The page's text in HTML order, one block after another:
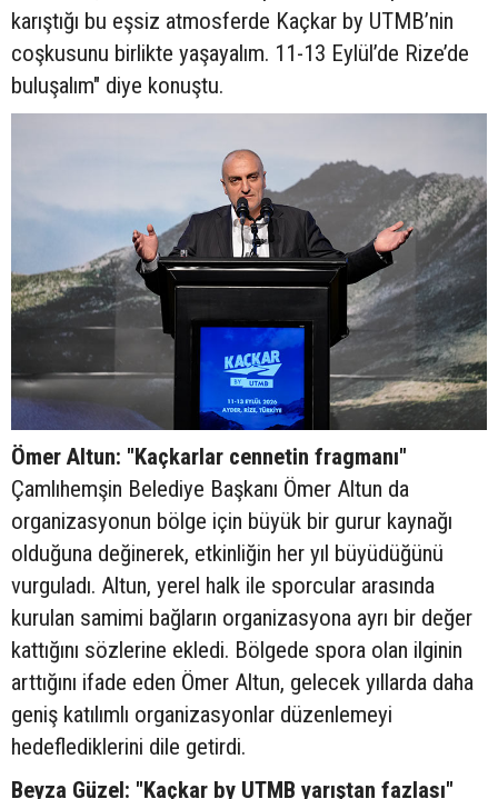
karıştığı bu eşsiz atmosferde Kaçkar by UTMB’nin
coşkusunu birlikte yaşayalım. 11-13 Eylül’de Rize’de
buluşalım" diye konuştu.
Ömer Altun: "Kaçkarlar cennetin fragmanı"
Çamlıhemşin Belediye Başkanı Ömer Altun da
organizasyonun bölge için büyük bir gurur kaynağı
olduğuna değinerek, etkinliğin her yıl büyüdüğünü
vurguladı. Altun, yerel halk ile sporcular arasında
kurulan samimi bağların organizasyona ayrı bir değer
kattığını sözlerine ekledi. Bölgede spora olan ilginin
arttığını ifade eden Ömer Altun, gelecek yıllarda daha
geniş katılımlı organizasyonlar düzenlemeyi
hedeflediklerini dile getirdi.
Beyza Güzel: "Kaçkar by UTMB yarıştan fazlası"